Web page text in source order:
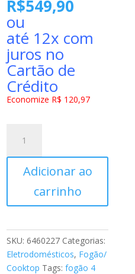
era:
R$549,90
atual
é:
ou
até 12x com
juros no
Cartão de
Crédito
Economize R$ 120,97
Consul
CFO4NAR
Automático
quantidade
Adicionar ao
carrinho
SKU:6460227 Categorias:
Eletrodomésticos, Fogão/
Cooktop Tags:fogão 4